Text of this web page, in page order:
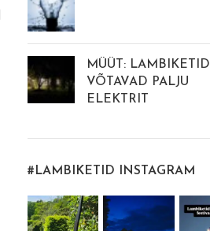
MÜÜT: LAMBIKETID
VÕTAVAD PALJU
ELEKTRIT
#LAMBIKETID INSTAGRAM